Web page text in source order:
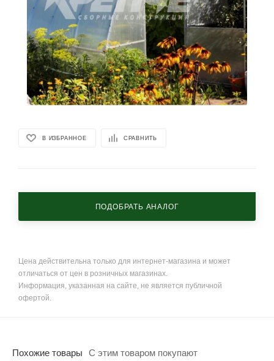
В ИЗБРАННОЕ СРАВНИТЬ
ПОДОБРАТЬ АНАЛОГ
Цена действительна только для интернет-магазина и может
отличаться от цен в розничных магазинах.
Информация, указанная на сайте, не является публичной
офертой.
Похожие товары С этим товаром покупают